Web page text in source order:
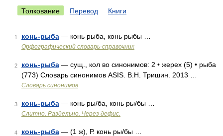
Толкование Перевод Книги
1 конь-рыба — конь рыба, конь рыбы …
Орфографический словарь-справочник
2 конь-рыба — сущ., кол во синонимов: 2 • жерех (5) • рыба
(773) Словарь синонимов ASIS. В.Н. Тришин. 2013 …
Словарь синонимов
3 конь-рыба — конь ры/ба, конь ры/бы …
Слитно. Раздельно. Через дефис.
4 конь-рыба — (1 ж), Р. конь ры/бы …